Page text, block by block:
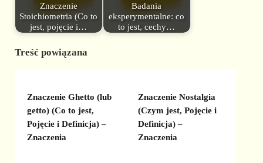
Znaczenie
Stoichiometria (Co to
jest, pojęcie i…
Badania
eksperymentalne: co
to jest, cechy…
Treść powiązana
Znaczenie Ghetto (lub
getto) (Co to jest,
Pojęcie i Definicja) –
Znaczenia
Znaczenie Nostalgia
(Czym jest, Pojęcie i
Definicja) –
Znaczenia